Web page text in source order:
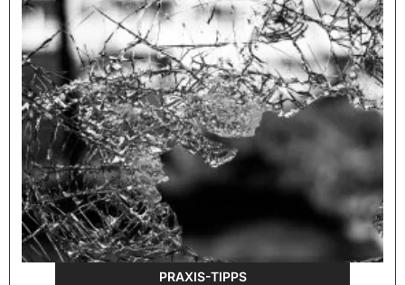
PRAXIS-TIPPS